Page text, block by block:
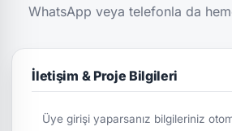
WhatsApp veya telefonla da
İletişim & Proje Bilgileri
Üye girişi yaparsanız bilgileriniz